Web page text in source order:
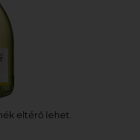
eltérő lehet.